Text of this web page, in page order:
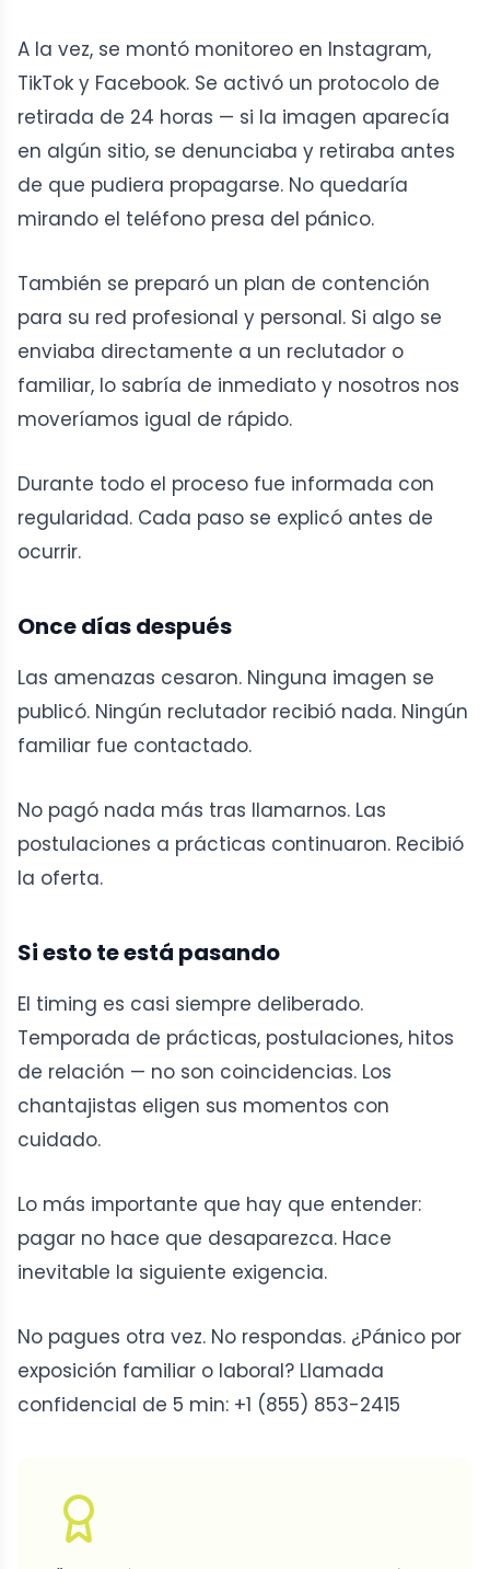
A la vez, se montó monitoreo en Instagram,
TikTok y Facebook. Se activó un protocolo de
retirada de 24 horas — si la imagen aparecía
en algún sitio, se denunciaba y retiraba antes
de que pudiera propagarse. No quedaría
mirando el teléfono presa del pánico.
También se preparó un plan de contención
para su red profesional y personal. Si algo se
enviaba directamente a un reclutador o
familiar, lo sabría de inmediato y nosotros nos
moveríamos igual de rápido.
Durante todo el proceso fue informada con
regularidad. Cada paso se explicó antes de
ocurrir.
Once días después
Las amenazas cesaron. Ninguna imagen se
publicó. Ningún reclutador recibió nada. Ningún
familiar fue contactado.
No pagó nada más tras llamarnos. Las
postulaciones a prácticas continuaron. Recibió
la oferta.
Si esto te está pasando
El timing es casi siempre deliberado.
Temporada de prácticas, postulaciones, hitos
de relación — no son coincidencias. Los
chantajistas eligen sus momentos con
cuidado.
Lo más importante que hay que entender:
pagar no hace que desaparezca. Hace
inevitable la siguiente exigencia.
No pagues otra vez. No respondas. ¿Pánico por
exposición familiar o laboral? Llamada
confidencial de 5 min: +1 (855) 853-2415